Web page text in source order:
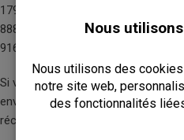
1790 – 1799 | Texel
8880 – 8899 | Terschelling, Vlieland
9160 – 9169 | Ameland,
Si votre adresse se situe dans
enverrons une offre adaptée avec
réception de votre commande.